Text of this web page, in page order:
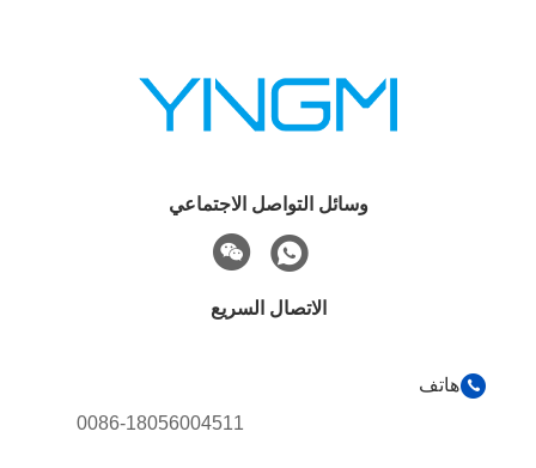
وسائل التواصل الاجتماعي
الاتصال السريع
هاتف
0086-18056004511